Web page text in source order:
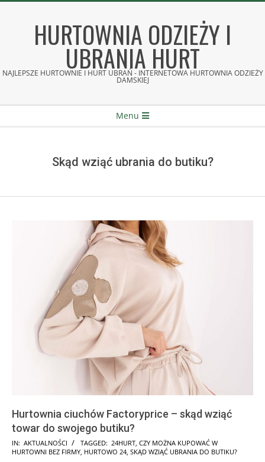
HURTOWNIA ODZIEŻY I
UBRANIA HURT
NAJLEPSZE HURTOWNIE I HURT UBRAŃ - INTERNETOWA HURTOWNIA ODZIEŻY
DAMSKIEJ
Menu
Skąd wziąć ubrania do butiku?
Hurtownia ciuchów Factoryprice – skąd wziąć
towar do swojego butiku?
2025-
08-
IN: AKTUALNOŚCI TAGGED: 24HURT CZY MOŻNA KUPOWAĆ W
HURTOWNI BEZ FIRMY HURTOWO 24 SKĄD WZIĄĆ UBRANIA DO BUTIKU?